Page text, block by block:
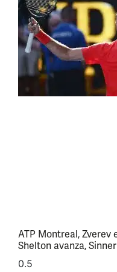
ATP Montreal, Zverev
Shelton avanza,